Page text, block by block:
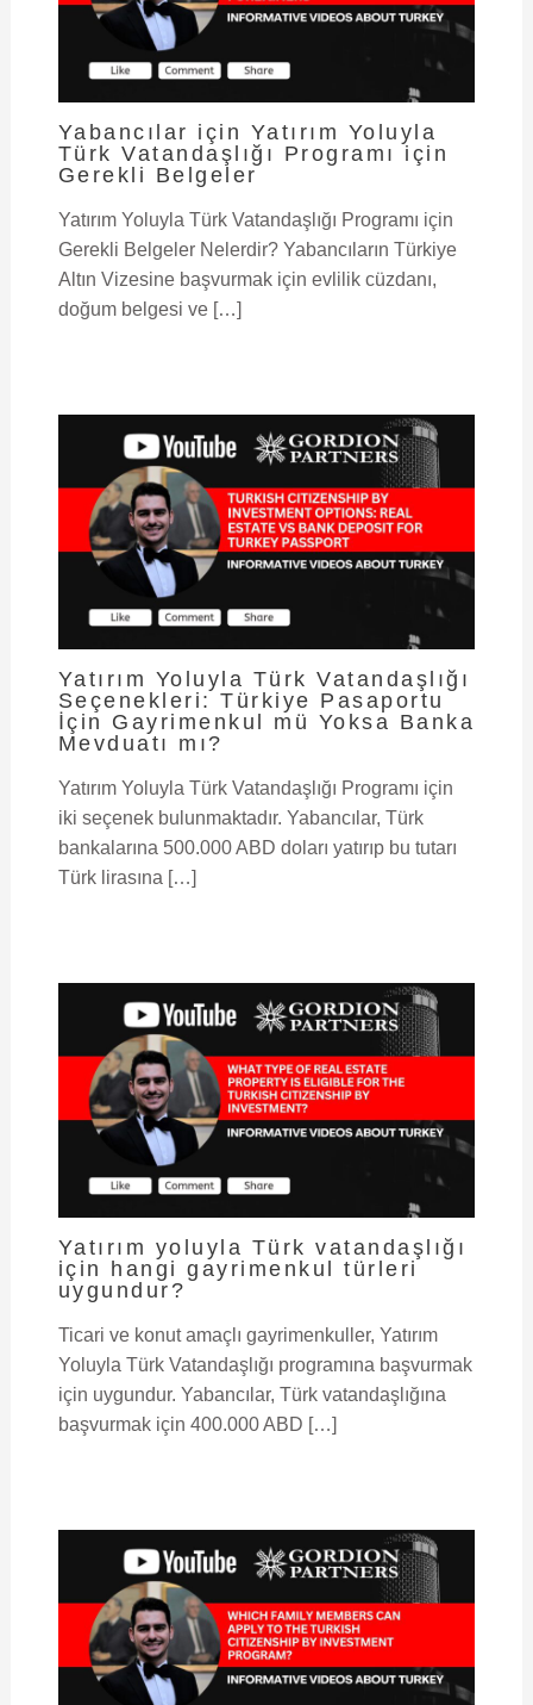
Yabancılar için Yatırım Yoluyla
Türk Vatandaşlığı Programı için
Gerekli Belgeler
Yatırım Yoluyla Türk Vatandaşlığı Programı için
Gerekli Belgeler Nelerdir? Yabancıların Türkiye
Altın Vizesine başvurmak için evlilik cüzdanı,
doğum belgesi ve […]
Yatırım Yoluyla Türk Vatandaşlığı
Seçenekleri: Türkiye Pasaportu
İçin Gayrimenkul mü Yoksa Banka
Mevduatı mı?
Yatırım Yoluyla Türk Vatandaşlığı Programı için
iki seçenek bulunmaktadır. Yabancılar, Türk
bankalarına 500.000 ABD doları yatırıp bu tutarı
Türk lirasına […]
Yatırım yoluyla Türk vatandaşlığı
için hangi gayrimenkul türleri
uygundur?
Ticari ve konut amaçlı gayrimenkuller, Yatırım
Yoluyla Türk Vatandaşlığı programına başvurmak
için uygundur. Yabancılar, Türk vatandaşlığına
başvurmak için 400.000 ABD […]